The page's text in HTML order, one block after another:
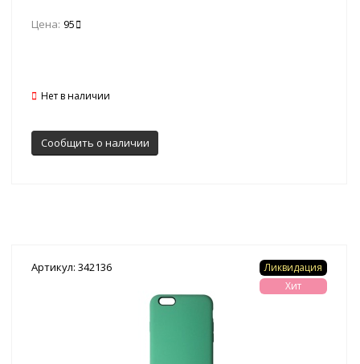
Цена: 95
Нет в наличии
Сообщить о наличии
Артикул: 342136
Ликвидация
Хит